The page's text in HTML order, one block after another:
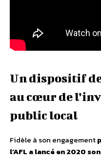
Un dispositif
au cœur de
public local
Fidèle à son engagement
l’AFL a lancé en 2020 son